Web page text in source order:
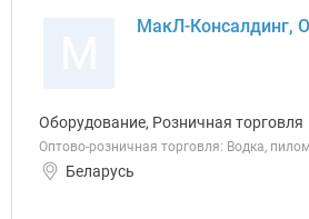
МакЛ-Консалдинг,
Оборудование, Розничная торговля
Оптово-розничная торговля: Водка,
Беларусь